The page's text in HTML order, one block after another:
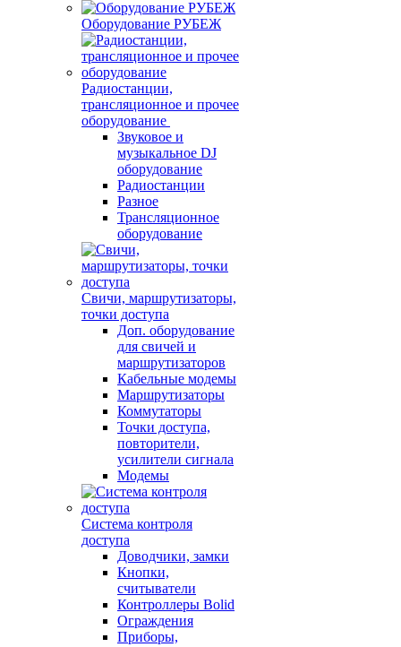
Оборудование РУБЕЖ
Радиостанции,
трансляционное и прочее
оборудование
Звуковое и
музыкальное DJ
оборудование
Радиостанции
Разное
Трансляционное
оборудование
Свичи, маршрутизаторы,
точки доступа
Доп. оборудование
для свичей и
маршрутизаторов
Кабельные модемы
Маршрутизаторы
Коммутаторы
Точки доступа,
повторители,
усилители сигнала
Модемы
Система контроля
доступа
Доводчики, замки
Кнопки,
считыватели
Контроллеры Bolid
Ограждения
Приборы,